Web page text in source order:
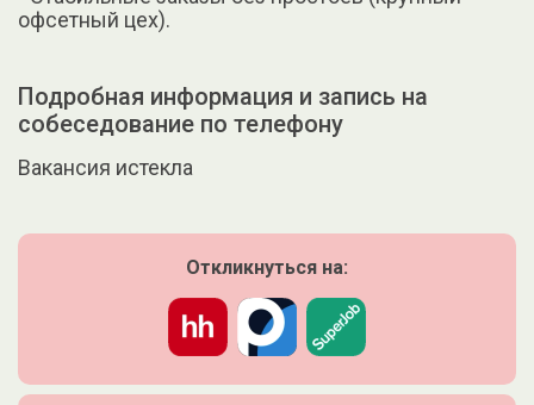
офсетный цех).
Подробная информация и запись на
собеседование по телефону
Вакансия истекла
Откликнуться на: